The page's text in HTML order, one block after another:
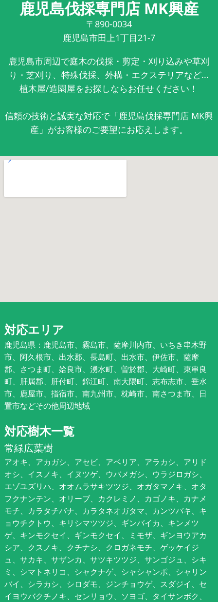
鹿児島伐採専門店 MK興産
〒890-0034
鹿児島市田上1丁目21-7
鹿児島市周辺で庭木の伐採・剪定・刈り込みや草刈
り・芝刈り、特殊伐採、外構・エクステリアなど...
植木屋/造園屋をお探しならお任せください！
信頼の技術と誠実な対応で「鹿児島伐採専門店 MK興
産」がお客様のご要望にお応えします。
対応エリア
鹿児島県：鹿児島市、霧島市、薩摩川内市、いちき串木野
市、阿久根市、出水郡、長島町、出水市、伊佐市、薩摩
郡、さつま町、姶良市、湧水町、曽於郡、大崎町、東串良
町、肝属郡、肝付町、錦江町、南大隈町、志布志市、垂水
市、鹿屋市、指宿市、南九州市、枕崎市、南さつま市、日
置市などその他周辺地域
対応樹木一覧
常緑広葉樹
アオキ、アカガシ、アセビ、アベリア、アラカシ、アリド
オシ、イスノキ、イヌツゲ、ウバメガシ、ウラジロガシ、
エゾユズリハ、オオムラサキツツジ、オガタマノキ、オタ
フクナンテン、オリーブ、カクレミノ、カゴノキ、カナメ
モチ、カラタチバナ、カラタネオガタマ、カンツバキ、キ
ョウチクトウ、キリシマツツジ、ギンバイカ、キンメツ
ゲ、キンモクセイ、ギンモクセイ、ミモザ、ギンヨウアカ
シア、クスノキ、クチナシ、クロガネモチ、ゲッケイジ
ュ、サカキ、サザンカ、サツキツツジ、サンゴジュ、シキ
ミ、シマトネリコ、シャクナゲ、シャシャンポ、シャリン
バイ、シラカシ、シロダモ、ジンチョウゲ、スダジイ、セ
イヨウバクチノキ、センリョウ、ソヨゴ、タイサンボク、